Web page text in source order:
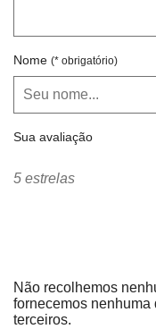
Nome (* obrigatório)
Sua avaliação
5 estrelas
Não recolhemos
fornecemos nenhuma
terceiros.